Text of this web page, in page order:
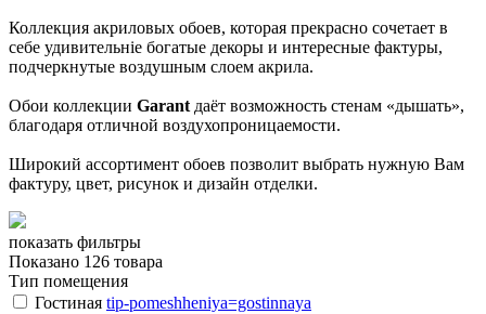
Коллекция акриловых обоев, которая прекрасно сочетает в
себе удивительніе богатые декоры и интересные фактуры,
подчеркнутые воздушным слоем акрила.
Обои коллекции Garant даёт возможность стенам «дышать»,
благодаря отличной воздухопроницаемости.
Широкий ассортимент обоев позволит выбрать нужную Вам
фактуру, цвет, рисунок и дизайн отделки.
показать фильтры
Показано 126 товара
Тип помещения
Гостиная tip-pomeshheniya=gostinnaya